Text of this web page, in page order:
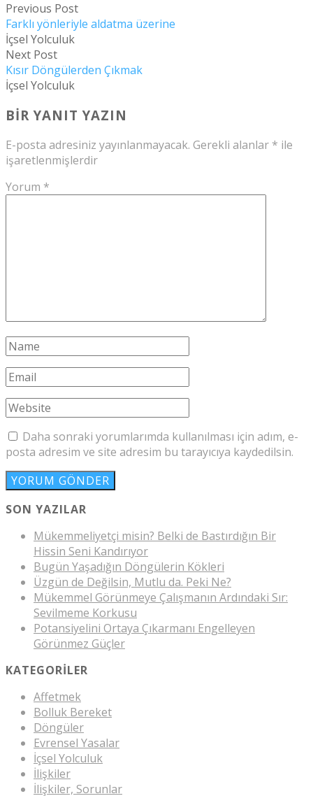
Previous Post
Farklı yönleriyle aldatma üzerine
İçsel Yolculuk
Next Post
Kısır Döngülerden Çıkmak
İçsel Yolculuk
BIR YANIT YAZIN
E-posta adresiniz yayınlanmayacak. Gerekli alanlar * ile
işaretlenmişlerdir
Yorum *
Daha sonraki yorumlarımda kullanılması için adım, e-
posta adresim ve site adresim bu tarayıcıya kaydedilsin.
SON YAZILAR
Mükemmeliyetçi misin? Belki de Bastırdığın Bir
Hissin Seni Kandırıyor
Bugün Yaşadığın Döngülerin Kökleri
Üzgün de Değilsin, Mutlu da. Peki Ne?
Mükemmel Görünmeye Çalışmanın Ardındaki Sır:
Sevilmeme Korkusu
Potansiyelini Ortaya Çıkarmanı Engelleyen
Görünmez Güçler
KATEGORILER
Affetmek
Bolluk Bereket
Döngüler
Evrensel Yasalar
İçsel Yolculuk
İlişkiler
İlişkiler, Sorunlar